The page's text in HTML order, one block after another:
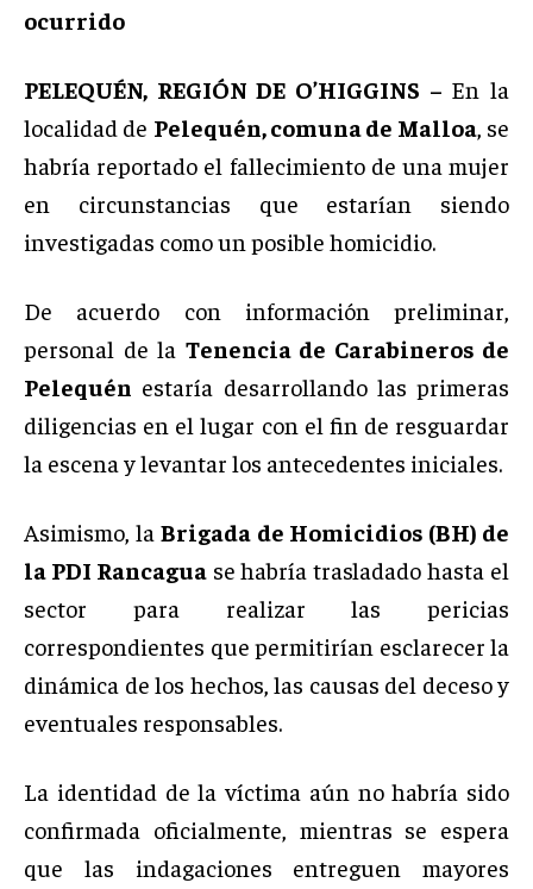
ocurrido
PELEQUÉN, REGIÓN DE O’HIGGINS – En la
localidad de Pelequén, comuna de Malloa, se
habría reportado el fallecimiento de una mujer
en circunstancias que estarían siendo
investigadas como un posible homicidio.
De acuerdo con información preliminar,
personal de la Tenencia de Carabineros de
Pelequén estaría desarrollando las primeras
diligencias en el lugar con el fin de resguardar
la escena y levantar los antecedentes iniciales.
Asimismo, laBrigada de Homicidios (BH) de
la PDI Rancaguase habría trasladado hasta el
sector para realizar las pericias
correspondientes que permitirían esclarecer la
dinámica de los hechos, las causas del deceso y
eventuales responsables.
La identidad de la víctima aún no habría sido
confirmada oficialmente, mientras se espera
que las indagaciones entreguen mayores